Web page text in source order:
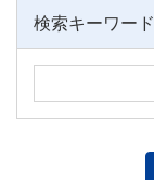
検索キーワード